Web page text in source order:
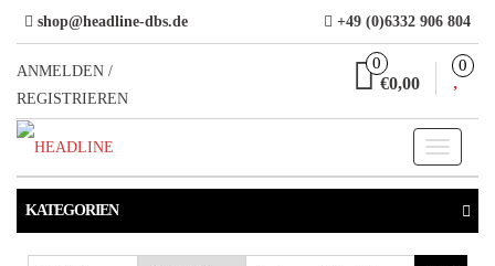
Direkt
zum
Inhalt
shop@headline-dbs.de +49 (0)6332 906 804
ANMELDEN /
REGISTRIEREN
0
€0,00
0
Toggle
KATEGORIEN